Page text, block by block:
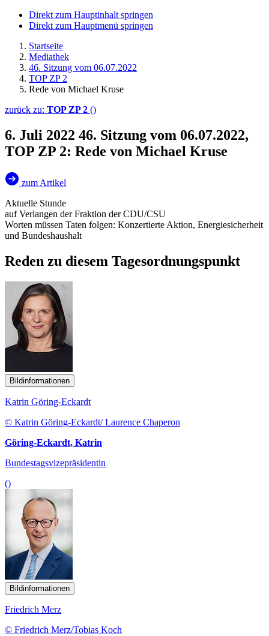
Direkt zum Hauptinhalt springen
Direkt zum Hauptmenü springen
Startseite
Mediathek
46. Sitzung vom 06.07.2022
TOP ZP 2
Rede von Michael Kruse
zurück zu: TOP ZP 2 ()
6. Juli 2022 46. Sitzung vom 06.07.2022,
TOP ZP 2: Rede von Michael Kruse
zum Artikel
Aktuelle Stunde
auf Verlangen der Fraktion der CDU/CSU
Worten müssen Taten folgen: Konzertierte Aktion, Energiesicherheit
und Bundeshaushalt
Reden zu diesem Tagesordnungspunkt
Bildinformationen
Katrin Göring-Eckardt
© Katrin Göring-Eckardt/ Laurence Chaperon
Göring-Eckardt, Katrin
Bundestagsvizepräsidentin
()
Bildinformationen
Friedrich Merz
© Friedrich Merz/Tobias Koch